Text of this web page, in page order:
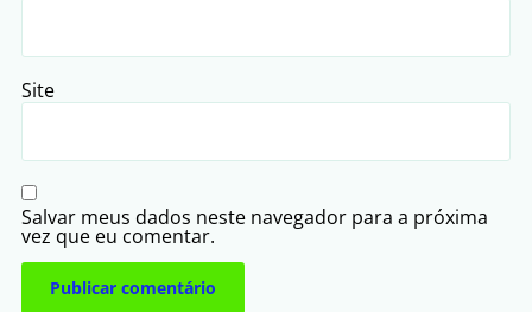
Site
Salvar meus dados neste navegador para a próxima
vez que eu comentar.